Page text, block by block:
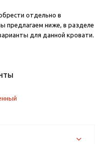
отдельно в
предлагаем ниже, в разделе
для данной кровати.